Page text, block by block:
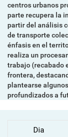
centros urbanos
parte recupera la
partir del análisis
de transporte
énfasis en el
realiza un
trabajo (recabado
frontera,
plantearse
profundizados a
Dia